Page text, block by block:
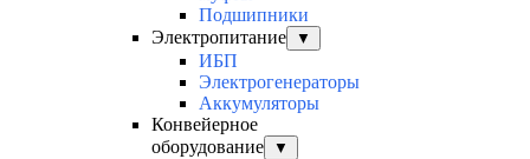
Подшипники
Электропитание
▼
ИБП
Электрогенераторы
Аккумуляторы
Конвейерное
оборудование
▼